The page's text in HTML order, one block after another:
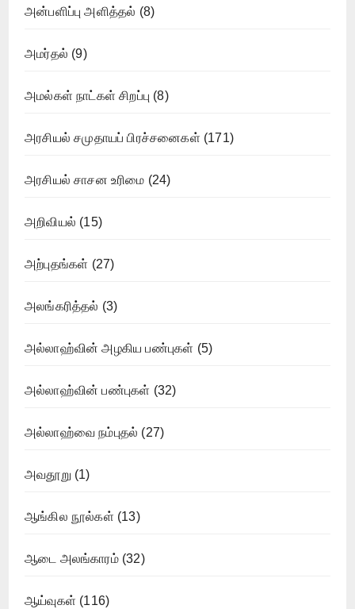
அன்பளிப்பு அளித்தல் (8)
அமர்தல் (9)
அமல்கள் நாட்கள் சிறப்பு (8)
அரசியல் சமுதாயப் பிரச்சனைகள் (171)
அரசியல் சாசன உரிமை (24)
அறிவியல் (15)
அற்புதங்கள் (27)
அலங்கரித்தல் (3)
அல்லாஹ்வின் அழகிய பண்புகள் (5)
அல்லாஹ்வின் பண்புகள் (32)
அல்லாஹ்வை நம்புதல் (27)
அவதூறு (1)
ஆங்கில நூல்கள் (13)
ஆடை அலங்காரம்(32)
ஆய்வுகள் (116)